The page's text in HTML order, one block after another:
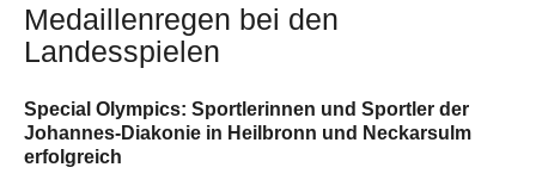
Medaillenregen bei den
Landesspielen
Special Olympics: Sportlerinnen und Sportler der
Johannes-Diakonie in Heilbronn und Neckarsulm
erfolgreich